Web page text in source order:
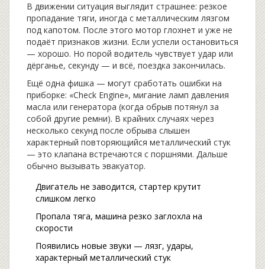
В движении ситуация выглядит страшнее: резкое
пропадание тяги, иногда с металлическим лязгом
под капотом. После этого мотор глохнет и уже не
подаёт признаков жизни. Если успели остановиться
— хорошо. Но порой водитель чувствует удар или
дёрганье, секунду — и всё, поездка закончилась.
Ещё одна фишка — могут сработать ошибки на
приборке: «Check Engine», мигание ламп давления
масла или генератора (когда обрыв потянул за
собой другие ремни). В крайних случаях через
несколько секунд после обрыва слышен
характерный повторяющийся металлический стук
— это клапана встречаются с поршнями. Дальше
обычно вызывать эвакуатор.
Двигатель не заводится, стартер крутит
слишком легко
Пропала тяга, машина резко заглохла на
скорости
Появились новые звуки — лязг, удары,
характерный металлический стук